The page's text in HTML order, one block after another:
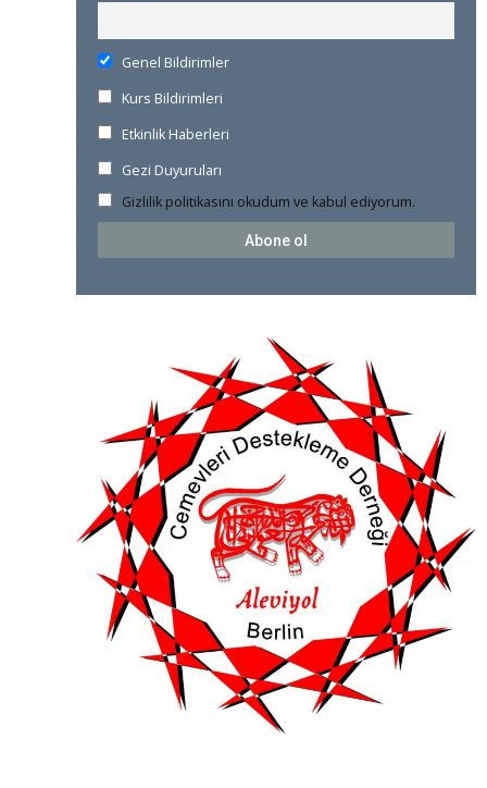
Genel Bildirimler
Kurs Bildirimleri
Etkinlik Haberleri
Gezi Duyuruları
Gizlilik politikasını okudum ve kabul ediyorum.